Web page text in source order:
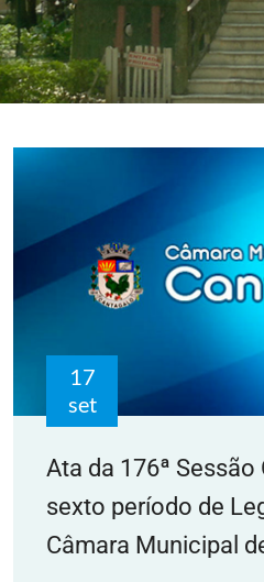
17
set
Ata da 176ª Sessão
sexto período de
Câmara Municipal